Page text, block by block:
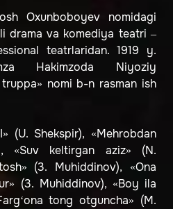
Oxunboboyev nomidagi
drama va komediya teatri –
teatrlaridan. 1919 y.
Hakimzoda Niyoziy
nomi b-n rasman ish
(U. Shekspir), «Mehrobdan
«Suv keltirgan aziz» (N.
(3. Muhiddinov), «Ona
(3. Muhiddinov), «Boy ila
tong otguncha» (M.